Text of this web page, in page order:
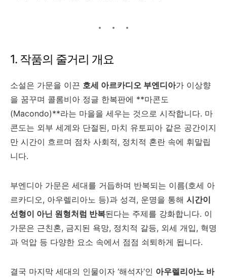
1. 작품의 줄거리 개요
소설은 가문을 이끈 호세 아르카디오 부엔디아가 이상향
을 꿈꾸며 콜롬비아 정글 한복판에 **마콘도
(Macondo)**라는 마을을 세우는 것으로 시작합니다. 마
콘도는 외부 세계와 단절된, 마치 유토피아 같은 공간이지
만 시간이 흐르며 점차 사회적, 정치적 혼란 속에 휘말립
니다.
부엔디아 가문은 세대를 거듭하며 반복되는 이름(호세 아
르카디오, 아우렐리아노 등)과 성격, 운명을 통해 시간이
선형이 아닌 원형처럼 반복된다는 주제를 강화합니다. 이
가문은 근친혼, 금지된 욕망, 정치적 갈등, 외세 개입, 혁명
과 억압 등 다양한 요소 속에서 점점 쇠퇴하게 됩니다.
결국 마지막 세대의 인물이자 ‘해석자’인 아우렐리아노 바